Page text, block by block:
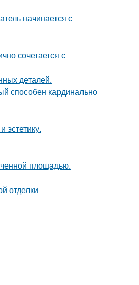
начинается с
сочетается с
деталей.
способен кардинально
эстетику.
площадью.
отделки